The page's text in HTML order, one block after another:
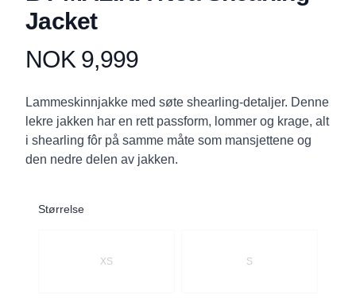
Jacket
Produktdetaljer
NOK 9,999
Description
Lammeskinnjakke med søte shearling-detaljer. Denne
lekre jakken har en rett passform, lommer og krage, alt
i shearling fôr på samme måte som mansjettene og
den nedre delen av jakken.
Størrelse
XS S